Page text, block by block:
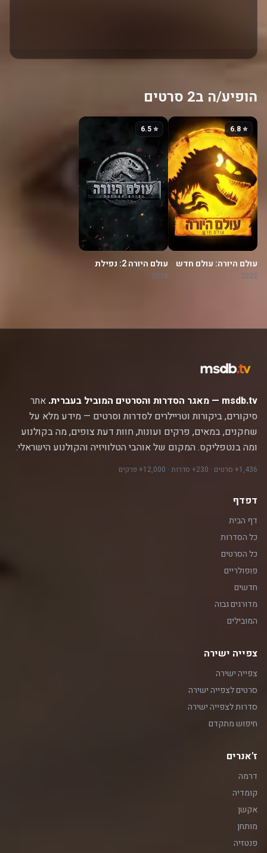
הופיע/ה ב2 סרטים
⭐ 6.8
עולם היורה: עולם חדש
2022
⭐ 6.5
עולם היורה 2: נפילת
הממלכה
2018
msdb.tv — מאגר הסדרות והסרטים המוביל בעברית.
אתר
סיקורים, ביקורות וטריילרים לסדרות וסרטים — מידע מלא על
שחקנים, במאים, פרקים ועונות, חוות דעת צופים, מה בקולנוע
ומה בנטפליקס. המקום של אוהבי הטלוויזיה והקולנוע הישראלי.
1,436+ סרטים · 230+ סדרות · 12,000+ פרקים
דפדף
דף הבית
כל הסדרות
כל הסרטים
פופולריים
חדשים
מדורגים גבוה
המובילים
צפייה ישירה
צפייה ישירה
סרטים לצפייה ישירה
סדרות לצפייה ישירה
חיפוש מתקדם
ז'אנרים
דרמה
קומדיה
אקשן
מותחן
פנטזיה